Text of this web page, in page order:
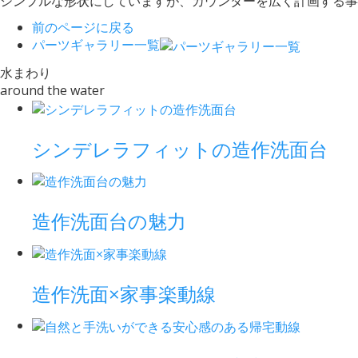
前のページに戻る
パーツギャラリー一覧
水まわり
around the water
シンデレラフィットの造作洗面台
造作洗面台の魅力
造作洗面×家事楽動線